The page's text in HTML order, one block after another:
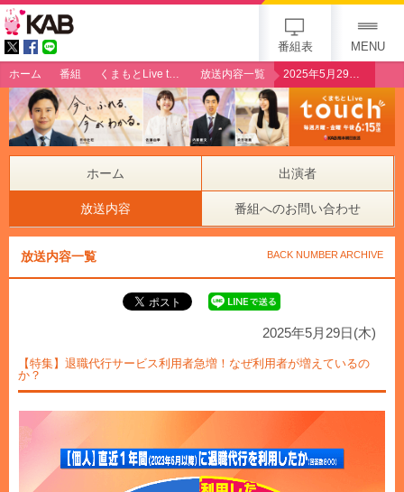
番組表 MENU
ホーム 番組 くまもとLive touch 放送内容一覧 2025年5月29日（木）【特集】退職代行サービス利用者急増！なぜ利用者が増えているのか？
ホーム 出演者
放送内容 番組へのお問い合わせ
放送内容一覧 BACK NUMBER ARCHIVE
2025年5月29日(木)
【特集】退職代行サービス利用者急増！なぜ利用者が増えているの
か？